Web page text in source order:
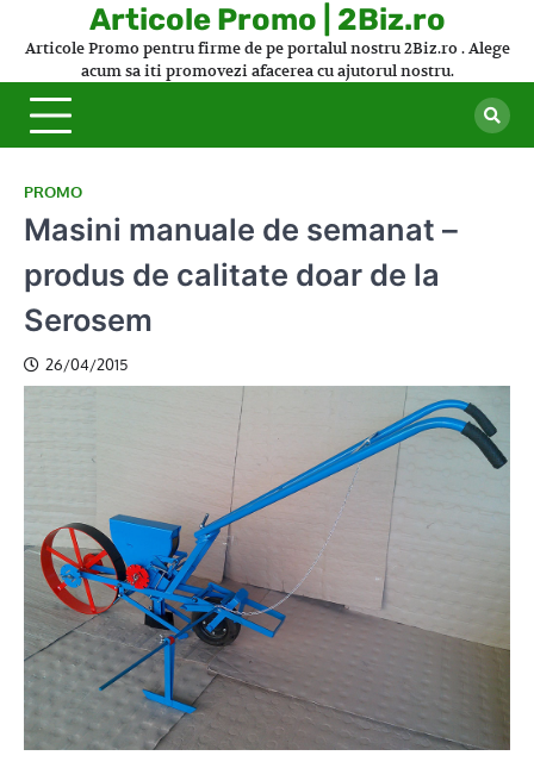
Articole Promo | 2Biz.ro
Articole Promo pentru firme de pe portalul nostru 2Biz.ro . Alege
acum sa iti promovezi afacerea cu ajutorul nostru.
PROMO
Masini manuale de semanat –
produs de calitate doar de la
Serosem
26/04/2015